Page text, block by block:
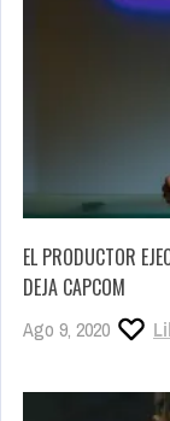
EL PRODUCTOR
DEJA CAPCOM
Ago 9, 2020